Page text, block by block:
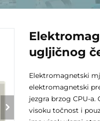
ugljičnog
Elektromagnetski
elektromagnetski
jezgra brzog CPU-a.
visoku točnost i